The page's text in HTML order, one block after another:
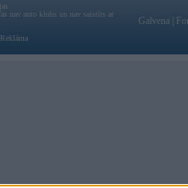
nav auto klubs un nav saistīts ar
Reklāma
Galvena